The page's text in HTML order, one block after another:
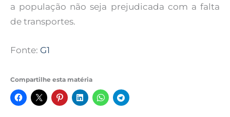
a população não seja prejudicada com a falta
de transportes.
Fonte: G1
Compartilhe esta matéria